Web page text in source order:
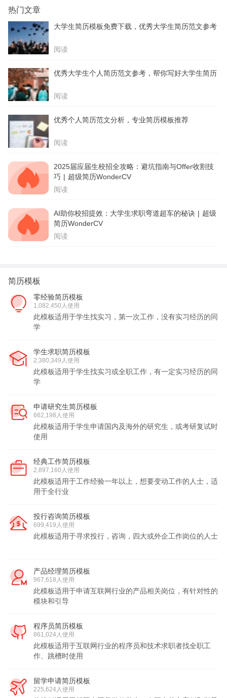
热门文章
大学生简历模板免费下载，优秀大学生简历范文参考
阅读
优秀大学生个人简历范文参考，帮你写好大学生简历
阅读
优秀个人简历范文分析，专业简历模板推荐
阅读
2025届应届生校招全攻略：避坑指南与Offer收割技
巧 | 超级简历WonderCV
阅读
AI助你校招提效：大学生求职弯道超车的秘诀 | 超级
简历WonderCV
阅读
简历模板
零经验简历模板
1,082,450人使用
此模板适用于学生找实习，第一次工作，没有实习经历的同
学
学生求职简历模板
2,380,349人使用
此模板适用于学生找实习或全职工作，有一定实习经历的同
学
申请研究生简历模板
662,198人使用
此模板适用于学生申请国内及海外的研究生，或考研复试时
使用
经典工作简历模板
2,897,160人使用
此模板适用于工作经验一年以上，想要变动工作的人士，适
用于全行业
投行咨询简历模板
699,419人使用
此模板适用于寻求投行，咨询，四大或外企工作岗位的人士
产品经理简历模板
967,618人使用
此模板适用于申请互联网行业的产品相关岗位，有针对性的
模块和引导
程序员简历模板
861,024人使用
此模板适用于互联网行业的程序员和技术求职者找全职工
作、跳槽时使用
留学申请简历模板
225,624人使用